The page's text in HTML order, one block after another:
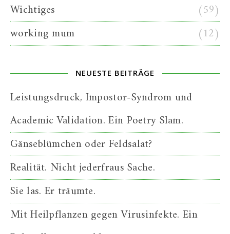
Wichtiges
(59)
working mum
(12)
NEUESTE BEITRÄGE
Leistungsdruck, Impostor-Syndrom und
Academic Validation. Ein Poetry Slam.
Gänseblümchen oder Feldsalat?
Realität. Nicht jederfraus Sache.
Sie las. Er träumte.
Mit Heilpflanzen gegen Virusinfekte. Ein